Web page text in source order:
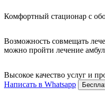
Комфортный стационар с
Возможность совмещать
можно пройти лечение
Высокое качество услуг и
Написать в Whatsapp